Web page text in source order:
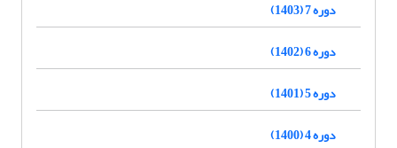
دوره 7 (1403)
دوره 6 (1402)
دوره 5 (1401)
دوره 4 (1400)